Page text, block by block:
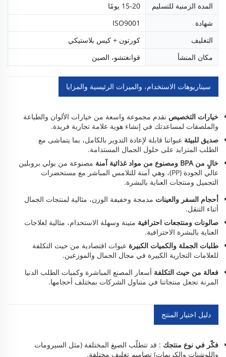
المدة الزمنية للتسليم
15-20 يومًا
شهادة
ISO9001
التغليف
كورتون + كيس بلاستيكي
مكان المنشأ
قوانغتشو، الصين
سيناريوهات الاستخدام، والميزات الرئيسية والمزايا
خيارات التخصيص نقدم مجموعة واسعة من خيارات الألوان والطباعة
والملصقات لمساعدتك في إنشاء هوية علامة تجارية فريدة.
صديق للبيئة عبواتنا قابلة لإعادة التدوير بالكامل، بما يتماشى مع
الطلب المتزايد على حلول الجمال المستدامة.
خالٍ من BPA ومصنوع من مواد غذائية آمنة
مصنوعة من بولي بروبلين
عالي الجودة (PP)، وهي آمنة للتلامس المباشر مع مستحضرات
التجميل ومنتجات العناية بالبشرة.
أحجام السفر والعينات مدمجة وخفيفة الوزن، مثالية لمنتجات الجمال
أثناء التنقل.
صالونات ومنتجعات احترافية متينة وسهلة الاستخدام، مثالية لعلاجات
العناية بالبشرة الاحترافية.
طلبات الجملة والكميات الكبيرة عبوات اقتصادية من حيث التكلفة
للعلامات التجارية الكبيرة في مجال الجمال والموزعين.
فعالة من حيث التكلفة أسعار المصنع المباشرة وكميات الطلب الدنيا
المرنة تجعل منتجاتنا في متناول الشركات بمختلف أحجامها.
دليل اختيار المنتج
فكّر في نوع منتجك : قد تتطلّب الصيغ المختلفة (مثل السيرومات
واللوشنات والكريمات) تصاميم تغليف مختلفة.